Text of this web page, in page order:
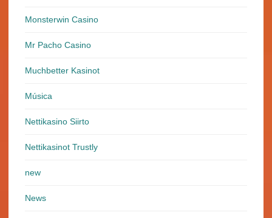
Monsterwin Casino
Mr Pacho Casino
Muchbetter Kasinot
Música
Nettikasino Siirto
Nettikasinot Trustly
new
News